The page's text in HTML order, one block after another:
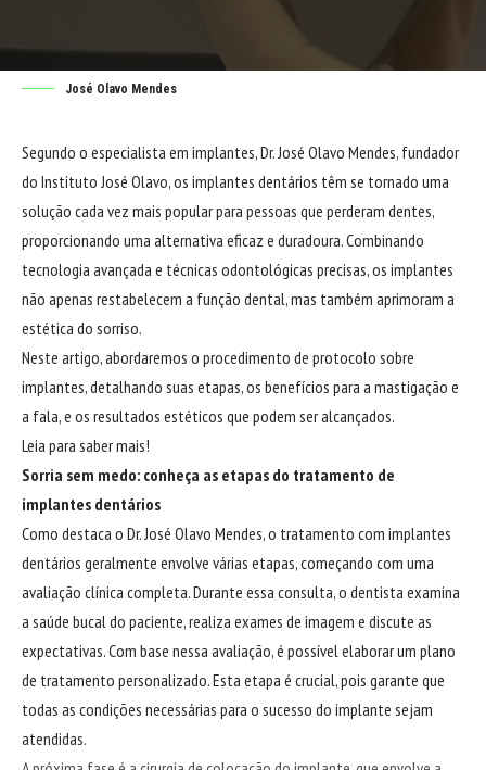
José Olavo Mendes
Segundo o especialista em implantes, Dr. José Olavo Mendes, fundador
do Instituto José Olavo, os implantes dentários têm se tornado uma
solução cada vez mais popular para pessoas que perderam dentes,
proporcionando uma alternativa eficaz e duradoura. Combinando
tecnologia avançada e técnicas odontológicas precisas, os implantes
não apenas restabelecem a função dental, mas também aprimoram a
estética do sorriso.
Neste artigo, abordaremos o procedimento de protocolo sobre
implantes, detalhando suas etapas, os benefícios para a mastigação e
a fala, e os resultados estéticos que podem ser alcançados.
Leia para saber mais!
Sorria sem medo: conheça as etapas do tratamento de
implantes dentários
Como destaca o Dr. José Olavo Mendes, o tratamento com implantes
dentários geralmente envolve várias etapas, começando com uma
avaliação clínica completa. Durante essa consulta, o dentista examina
a saúde bucal do paciente, realiza exames de imagem e discute as
expectativas. Com base nessa avaliação, é possível elaborar um plano
de tratamento personalizado. Esta etapa é crucial, pois garante que
todas as condições necessárias para o sucesso do implante sejam
atendidas.